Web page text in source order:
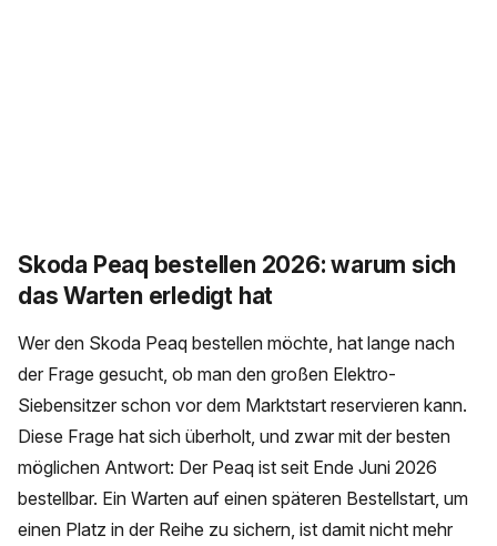
Skoda Peaq bestellen 2026: warum sich
das Warten erledigt hat
Wer den Skoda Peaq bestellen möchte, hat lange nach
der Frage gesucht, ob man den großen Elektro-
Siebensitzer schon vor dem Marktstart reservieren kann.
Diese Frage hat sich überholt, und zwar mit der besten
möglichen Antwort: Der Peaq ist seit Ende Juni 2026
bestellbar. Ein Warten auf einen späteren Bestellstart, um
einen Platz in der Reihe zu sichern, ist damit nicht mehr